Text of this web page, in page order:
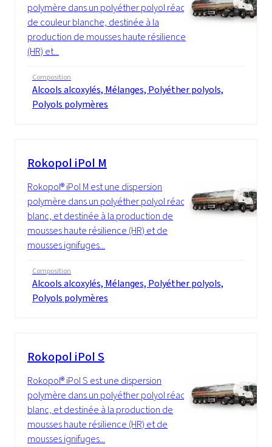
polymère dans un polyéther polyol réactif,
de couleur blanche, destinée à la
production de mousses haute résilience
(HR) et...
Composition
Alcools alcoxylés, Mélanges, Polyéther polyols,
Polyols polymères
Rokopol iPol M
Rokopol® iPol M est une dispersion
polymère dans un polyéther polyol réactif,
blanc, et destinée à la production de
mousses haute résilience (HR) et de
mousses ignifuges...
Composition
Alcools alcoxylés, Mélanges, Polyéther polyols,
Polyols polymères
Rokopol iPol S
Rokopol® iPol S est une dispersion
polymère dans un polyéther polyol réactif,
blanc, et destinée à la production de
mousses haute résilience (HR) et de
mousses ignifuges...